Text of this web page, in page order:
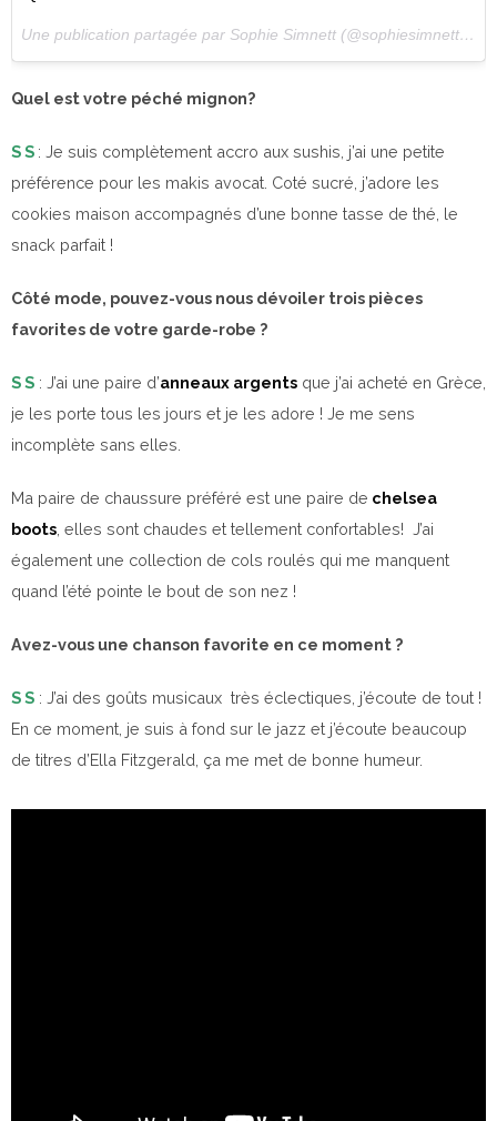
Une publication partagée par Sophie Simnett (@sophiesimnett) le
Quel est votre péché mignon?
S S : Je suis complètement accro aux sushis, j’ai une petite
préférence pour les makis avocat. Coté sucré, j’adore les
cookies maison accompagnés d’une bonne tasse de thé, le
snack parfait !
Côté mode, pouvez-vous nous dévoiler trois pièces
favorites de votre garde-robe ?
S S : J’ai une paire d’anneaux argents que j’ai acheté en Grèce,
je les porte tous les jours et je les adore ! Je me sens
incomplète sans elles.
Ma paire de chaussure préféré est une paire de chelsea
boots , elles sont chaudes et tellement confortables! J’ai
également une collection de cols roulés qui me manquent
quand l’été pointe le bout de son nez !
Avez-vous une chanson favorite en ce moment ?
S S : J’ai des goûts musicaux très éclectiques, j’écoute de tout !
En ce moment, je suis à fond sur le jazz et j’écoute beaucoup
de titres d’Ella Fitzgerald, ça me met de bonne humeur.